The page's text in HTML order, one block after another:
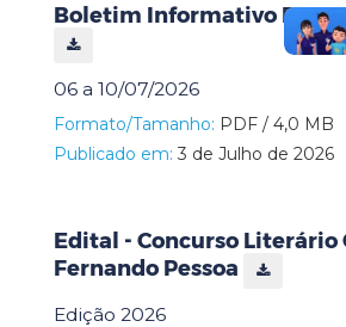
Boletim Informativo DOEP
06 a 10/07/2026
Formato/Tamanho: PDF / 4,0 MB
Publicado em: 3 de Julho de 2026
Edital - Concurso Literário
Fernando Pessoa
Edição 2026